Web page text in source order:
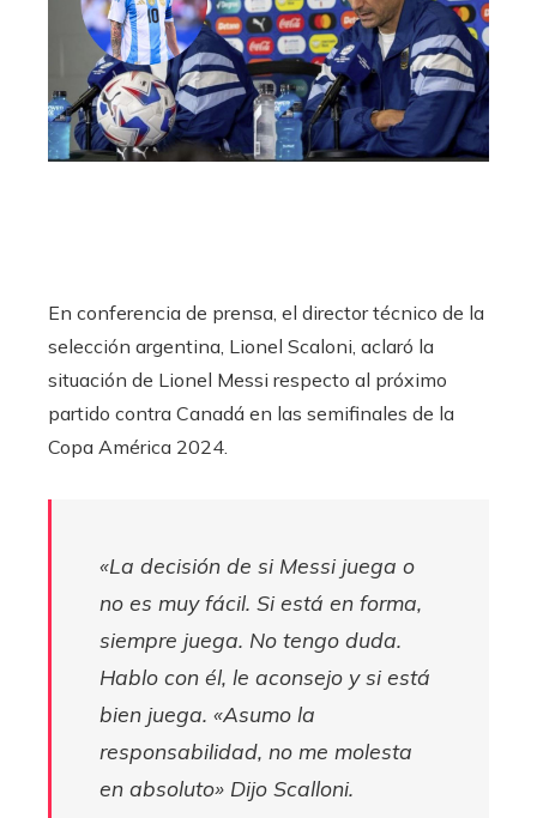
En conferencia de prensa, el director técnico de la
selección argentina, Lionel Scaloni, aclaró la
situación de Lionel Messi respecto al próximo
partido contra Canadá en las semifinales de la
Copa América 2024.
«La decisión de si Messi juega o
no es muy fácil. Si está en forma,
siempre juega. No tengo duda.
Hablo con él, le aconsejo y si está
bien juega. «Asumo la
responsabilidad, no me molesta
en absoluto» Dijo Scalloni.